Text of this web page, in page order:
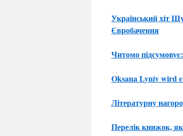
Український хіт
Євробачення
Читомо
Oksana Lyniv wird
Літературну
Перелік книжок,